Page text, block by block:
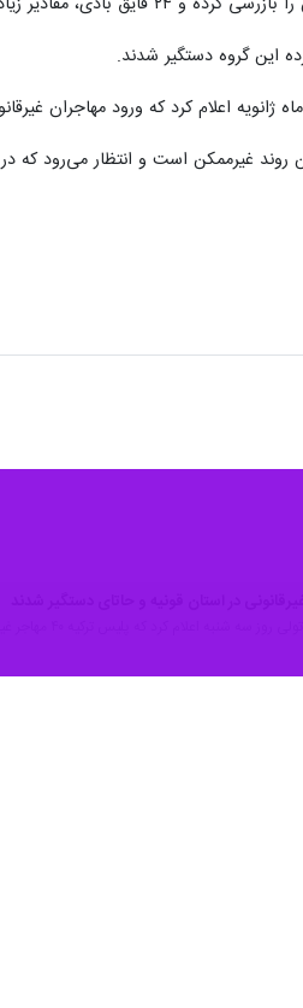
کرد که ورود مهاجران غیرقانونی از غرب
که در سال ۲۰۲۴ مهاجران غیرقانونی بیشتری وارد اتحادیه
سه شنبه اعلام کرد که پلیس ترکیه ۴۰ مهاجر غیرقانونی را در…